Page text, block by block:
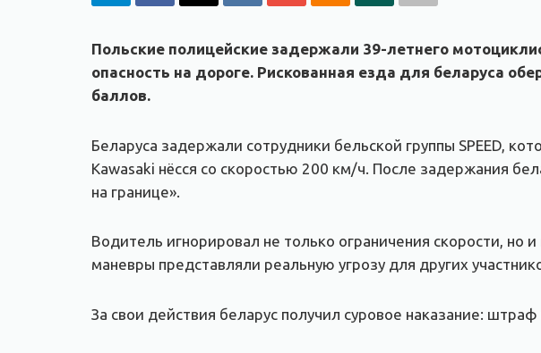
Польские полицейские задержали 39-летнего
опасность на дороге. Рискованная езда для беларуса
баллов.
Беларуса задержали сотрудники бельской группы SPEED,
Kawasaki нёсся со скоростью 200 км/ч. После задержания
на границе».
Водитель игнорировал не только ограничения скорости, но
маневры представляли реальную угрозу для других
За свои действия беларус получил суровое наказание: